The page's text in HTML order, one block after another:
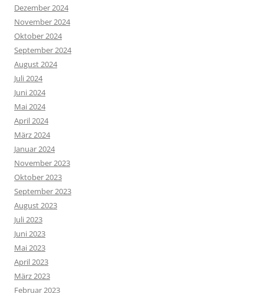
Dezember 2024
November 2024
Oktober 2024
September 2024
August 2024
Juli 2024
Juni 2024
Mai 2024
April 2024
März 2024
Januar 2024
November 2023
Oktober 2023
September 2023
August 2023
Juli 2023
Juni 2023
Mai 2023
April 2023
März 2023
Februar 2023